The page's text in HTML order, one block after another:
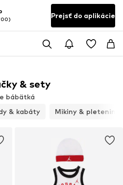
Prejsť do aplikácie
& sety
bábätká
& kabáty Mikiny & pleteniny